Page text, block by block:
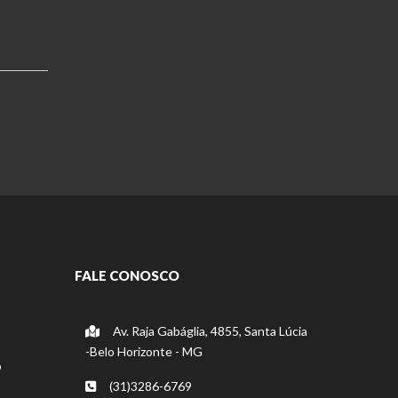
FALE CONOSCO
Av. Raja Gabáglia, 4855, Santa Lúcia
-Belo Horizonte - MG
(31)3286-6769